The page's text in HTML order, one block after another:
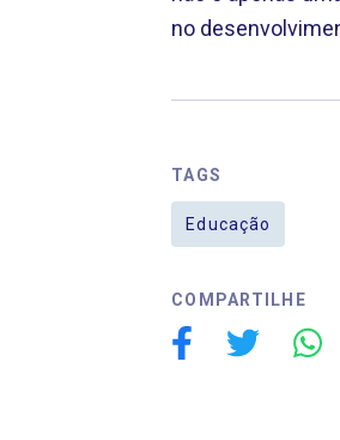
no
TAGS
Educação
COMPARTILHE